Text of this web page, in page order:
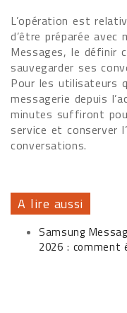
L’opération est
d’être préparée
Messages, le définir
sauvegarder ses
Pour les utilisateurs
messagerie depuis
minutes suffiront
service et conserver
conversations.
A lire aussi
Samsung
2026 : comment